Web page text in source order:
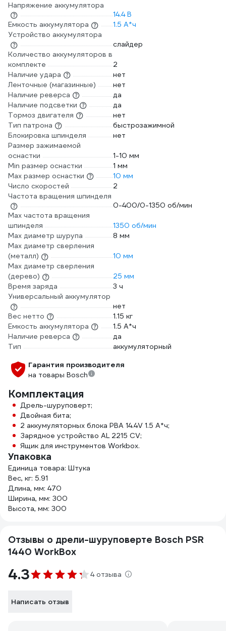
Напряжение аккумулятора
14.4 В
Емкость аккумулятора
1.5 А*ч
Устройство аккумулятора
слайдер
Количество аккумуляторов в
комплекте
2
Наличие удара
нет
Ленточные (магазинные)
нет
Наличие реверса
да
Наличие подсветки
да
Тормоз двигателя
нет
Тип патрона
быстрозажимной
Блокировка шпинделя
нет
Размер зажимаемой
оснастки
1-10 мм
Min размер оснастки
1 мм
Мах размер оснастки
10 мм
Число скоростей
2
Частота вращения шпинделя
0-400/0-1350 об/мин
Max частота вращения
шпинделя
1350 об/мин
Max диаметр шурупа
8 мм
Max диаметр сверления
(металл)
10 мм
Мах диаметр сверления
(дерево)
25 мм
Время заряда
3 ч
Универсальный аккумулятор
нет
Вес нетто
1.15 кг
Емкость аккумулятора
1.5 А*ч
Наличие реверса
да
Тип
аккумуляторный
Гарантия производителя
на товары Bosch
Комплектация
Дрель-шуруповерт;
Двойная бита;
2 аккумуляторных блока PBA 14.4V 1.5 A*ч;
Зарядное устройство AL 2215 CV;
Ящик для инструментов Workbox.
Упаковка
Единица товара: Штука
Вес, кг: 5.91
Длина, мм: 470
Ширина, мм: 300
Высота, мм: 300
Отзывы о дрели-шуруповерте Bosch PSR
1440 WorkBox
4.3 4 отзыва
Написать отзыв